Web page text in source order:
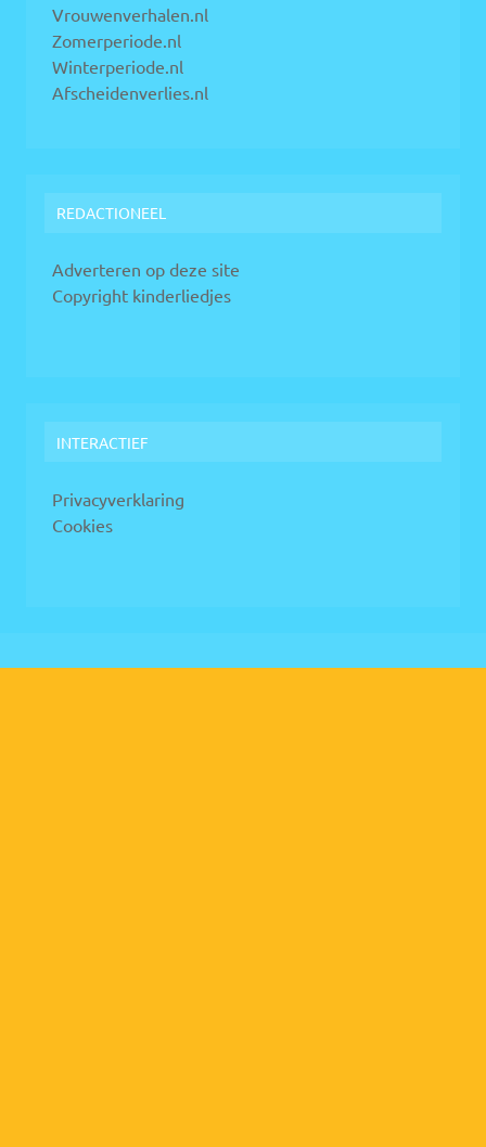
Vrouwenverhalen.nl
Zomerperiode.nl
Winterperiode.nl
Afscheidenverlies.nl
REDACTIONEEL
Adverteren op deze site
Copyright kinderliedjes
INTERACTIEF
Privacyverklaring
Cookies